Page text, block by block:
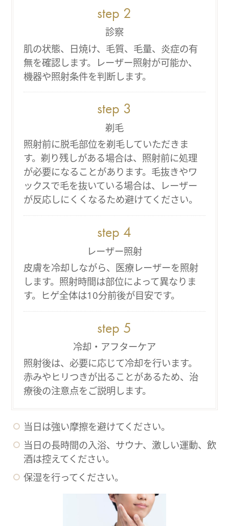
診察
肌の状態、日焼け、毛質、毛量、炎症の有
無を確認します。レーザー照射が可能か、
機器や照射条件を判断します。
剃毛
照射前に脱毛部位を剃毛していただきま
す。剃り残しがある場合は、照射前に処理
が必要になることがあります。毛抜きやワ
ックスで毛を抜いている場合は、レーザー
が反応しにくくなるため避けてください。
レーザー照射
皮膚を冷却しながら、医療レーザーを照射
します。照射時間は部位によって異なりま
す。ヒゲ全体は10分前後が目安です。
冷却・アフターケア
照射後は、必要に応じて冷却を行います。
赤みやヒリつきが出ることがあるため、治
療後の注意点をご説明します。
当日は強い摩擦を避けてください。
当日の長時間の入浴、サウナ、激しい運動、飲
酒は控えてください。
保湿を行ってください。